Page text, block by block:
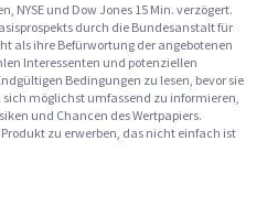
NYSE und Dow Jones 15 Min. verzögert.
durch die Bundesanstalt für
als ihre Befürwortung der angebotenen
Interessenten und potenziellen
Bedingungen zu lesen, bevor sie
möglichst umfassend zu informieren,
und Chancen des Wertpapiers.
Produkt zu erwerben, das nicht einfach ist